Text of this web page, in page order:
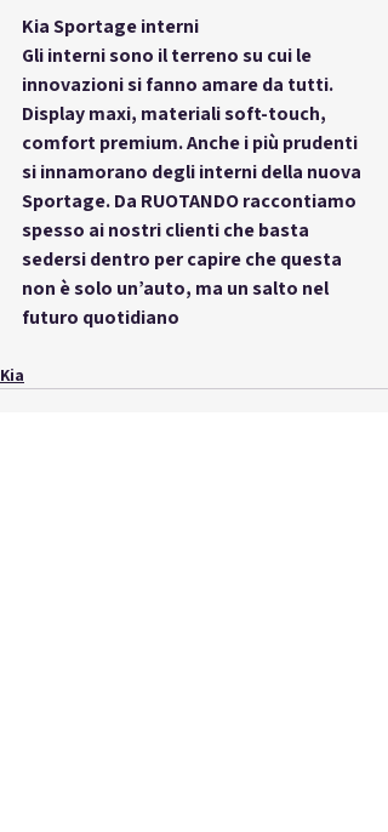
Kia Sportage interni
Gli interni sono il terreno su cui le
innovazioni si fanno amare da tutti.
Display maxi, materiali soft-touch,
comfort premium. Anche i più prudenti
si innamorano degli interni della nuova
Sportage. Da RUOTANDO raccontiamo
spesso ai nostri clienti che basta
sedersi dentro per capire che questa
non è solo un’auto, ma un salto nel
futuro quotidiano
Kia